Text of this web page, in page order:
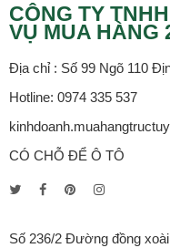
CÔNG TY
VỤ MUA HÀNG
Địa chỉ : Số 99 Ngõ 110
Hotline: 0974 335 537
CÓ CHỖ ĐỂ Ô TÔ
Số 236/2 Đường đồng